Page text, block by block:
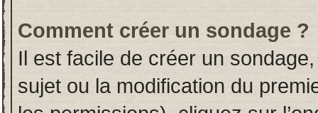
Comment créer un sondage ?
Il est facile de créer un
sujet ou la modification du